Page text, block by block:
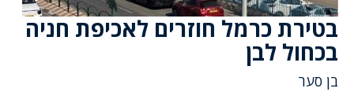
בטירת כרמל חוזרים לאכיפת חניה
בכחול לבן
בן סער